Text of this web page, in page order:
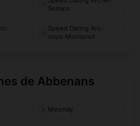
Senans
Speed Dating Arc-
sous-Montenot
de Abbenans
Mesmay